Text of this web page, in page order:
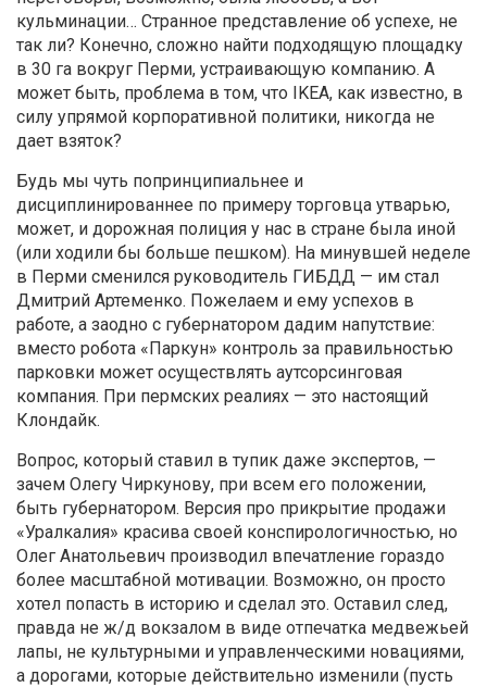
кульминации… Странное представление об успехе, не
так ли? Конечно, сложно найти подходящую площадку
в 30 га вокруг Перми, устраивающую компанию. А
может быть, проблема в том, что IKEA, как известно, в
силу упрямой корпоративной политики, никогда не
дает взяток?
Будь мы чуть попринципиальнее и
дисциплинированнее по примеру торговца утварью,
может, и дорожная полиция у нас в стране была иной
(или ходили бы больше пешком). На минувшей неделе
в Перми сменился руководитель ГИБДД — им стал
Дмитрий Артеменко. Пожелаем и ему успехов в
работе, а заодно с губернатором дадим напутствие:
вместо робота «Паркун» контроль за правильностью
парковки может осуществлять аутсорсинговая
компания. При пермских реалиях — это настоящий
Клондайк.
Вопрос, который ставил в тупик даже экспертов, —
зачем Олегу Чиркунову, при всем его положении,
быть губернатором. Версия про прикрытие продажи
«Уралкалия» красива своей конспирологичностью, но
Олег Анатольевич производил впечатление гораздо
более масштабной мотивации. Возможно, он просто
хотел попасть в историю и сделал это. Оставил след,
правда не ж/д вокзалом в виде отпечатка медвежьей
лапы, не культурными и управленческими новациями,
а дорогами, которые действительно изменили (пусть